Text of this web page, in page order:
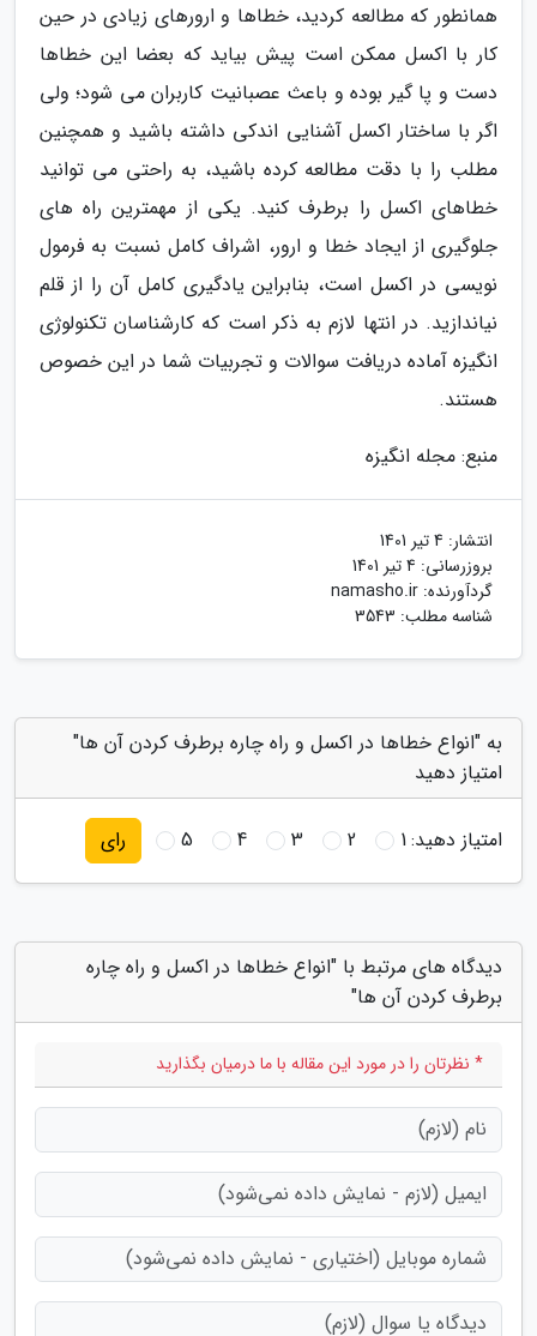
همانطور که مطالعه کردید، خطاها و ارورهای زیادی در حین
کار با اکسل ممکن است پیش بیاید که بعضا این خطاها
دست و پا گیر بوده و باعث عصبانیت کاربران می شود؛ ولی
اگر با ساختار اکسل آشنایی اندکی داشته باشید و همچنین
مطلب را با دقت مطالعه کرده باشید، به راحتی می توانید
خطاهای اکسل را برطرف کنید. یکی از مهمترین راه های
جلوگیری از ایجاد خطا و ارور، اشراف کامل نسبت به فرمول
نویسی در اکسل است، بنابراین یادگیری کامل آن را از قلم
نیاندازید. در انتها لازم به ذکر است که کارشناسان تکنولوژی
انگیزه آماده دریافت سوالات و تجربیات شما در این خصوص
هستند.
منبع: مجله انگیزه
انتشار: 4 تیر 1401
بروزرسانی: 4 تیر 1401
گردآورنده: namasho.ir
شناسه مطلب: 3543
به "انواع خطاها در اکسل و راه چاره برطرف کردن آن ها"
امتیاز دهید
امتیاز دهید:1
2
3
4
5 رای
دیدگاه های مرتبط با "انواع خطاها در اکسل و راه چاره
برطرف کردن آن ها"
* نظرتان را در مورد این مقاله با ما درمیان بگذارید